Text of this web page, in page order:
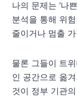
나의 문제는 ‘나
분석을 통해 위
줄이거나 멈출
물론 그들이 트
인 공간으로 옮
것이 정부 기관